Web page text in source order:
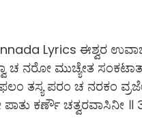
Lyrics ಈಶ್ವರ ಉವಾಚ
ಚ ನರೋ ಮುಚ್ಯೇತ
ತಸ್ಯ ಪರಂ ಚ ನರಕಂ
ಪಾತು ಕರ್ಣೌ ಚತ್ವರವಾಸಿನೀ ॥